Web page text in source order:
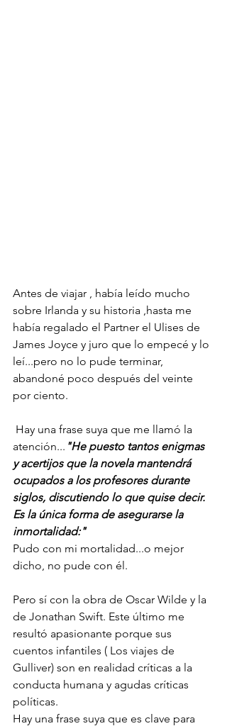
Antes de viajar , había leído mucho
sobre Irlanda y su historia ,hasta me
había regalado el Partner el Ulises de
James Joyce y juro que lo empecé y lo
leí...pero no lo pude terminar,
abandoné poco después del veinte
por ciento.
atención... "He puesto tantos enigmas
y acertijos que la novela mantendrá
ocupados a los profesores durante
siglos, discutiendo lo que quise decir.
Es la única forma de asegurarse la
inmortalidad:"
Pudo con mi mortalidad...o mejor
dicho, no pude con él.
Pero sí con la obra de Oscar Wilde y la
de Jonathan Swift. Este último me
resultó apasionante porque sus
cuentos infantiles ( Los viajes de
Gulliver) son en realidad críticas a la
conducta humana y agudas críticas
políticas.
Hay una frase suya que es clave para